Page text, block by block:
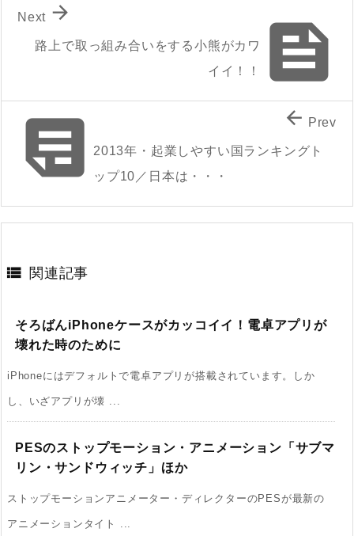

路上で取っ組み合いをする小熊がカワ
イイ！！

Next
2013年・起業しやすい国ランキングト
ップ10／日本は・・・
 Prev
 関連記事
そろばんiPhoneケースがカッコイイ！電卓アプリが
壊れた時のために
iPhoneにはデフォルトで電卓アプリが搭載されています。しか
し、いざアプリが壊 ...
PESのストップモーション・アニメーション「サブマ
リン・サンドウィッチ」ほか
ストップモーションアニメーター・ディレクターのPESが最新の
アニメーションタイト ...